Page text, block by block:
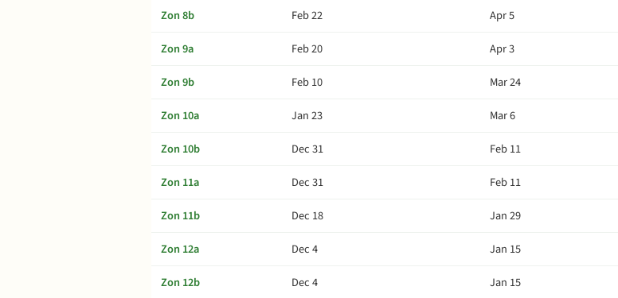
Zon 8b
Feb 22 Apr 5
Zon 9a
Feb 20 Apr 3
Zon 9b
Feb 10 Mar 24
Zon 10a
Jan 23 Mar 6
Zon 10b
Dec 31 Feb 11
Zon 11a
Dec 31 Feb 11
Zon 11b
Dec 18 Jan 29
Zon 12a
Dec 4 Jan 15
Zon 12b
Dec 4 Jan 15